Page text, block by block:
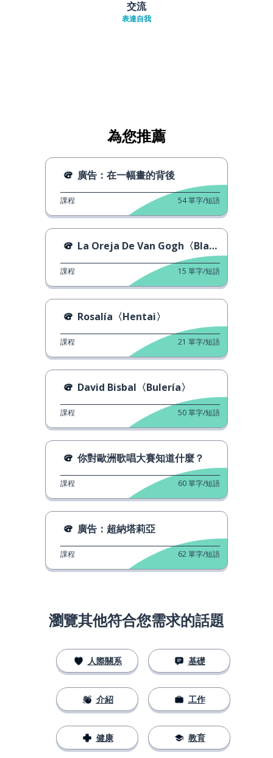
交流
表達自我
為您推薦
廣告：在一幅畫的背後
課程 54單字/短語
La Oreja De Van Gogh〈Blanca Navidad〉
課程 15 單字/短語
Rosalía〈Hentai〉
課程 21 單字/短語
David Bisbal〈Bulería〉
課程 50單字/短語
你對歐洲歌唱大賽知道什麼？
課程 60單字/短語
廣告：超納塔莉亞
課程 62單字/短語
瀏覽其他符合您需求的話題
人際關系
介紹
健康
基礎
工作
教育